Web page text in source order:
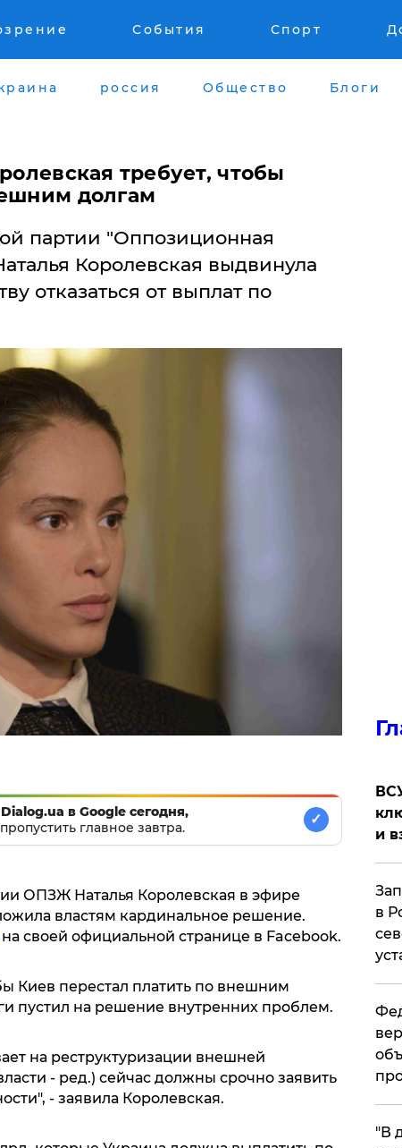
События Спорт
россия Общество Блоги
требует, чтобы
долгам
партии "Оппозиционная
Королевская выдвинула
отказаться от выплат по
в Google сегодня,
главное завтра.
✓
ОПЗЖ Наталья Королевская в эфире
властям кардинальное решение.
своей официальной странице в Facebook.
Киев перестал платить по внешним
пустил на решение внутренних проблем.
на реструктуризации внешней
- ред.) сейчас должны срочно заявить
- заявила Королевская.
и
в
​"В